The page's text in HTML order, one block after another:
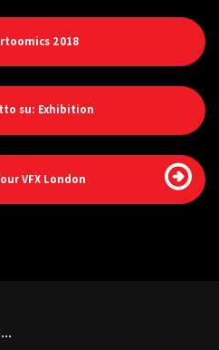
2018
su: Exhibition
VFX London